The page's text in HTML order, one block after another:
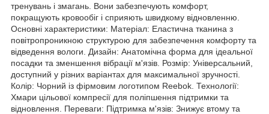
тренувань і змагань. Вони забезпечують комфорт,
покращують кровообіг і сприяють швидкому відновленню.
Основні характеристики: Матеріал: Еластична тканина з
повітропроникною структурою для забезпечення комфорту та
відведення вологи. Дизайн: Анатомічна форма для ідеальної
посадки та зменшення вібрації м'язів. Розмір: Універсальний,
доступний у різних варіантах для максимальної зручності.
Колір: Чорний із фірмовим логотипом Reebok. Технології:
Хмари цільової компресії для поліпшення підтримки та
відновлення. Переваги: Підтримка м'язів: Знижує втому та